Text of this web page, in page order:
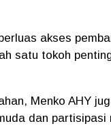
akses
satu tokoh
Menko AHY
dan